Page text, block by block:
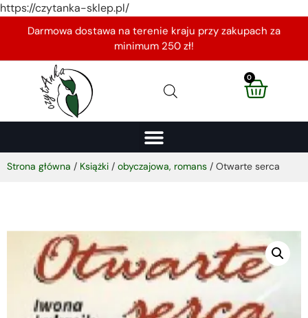
https://czytanka-sklep.pl/
Darmowa dostawa na terenie kraju przy zakupach za
minimum 250 zł!
0
Strona główna / Książki / obyczajowa, romans / Otwarte serca